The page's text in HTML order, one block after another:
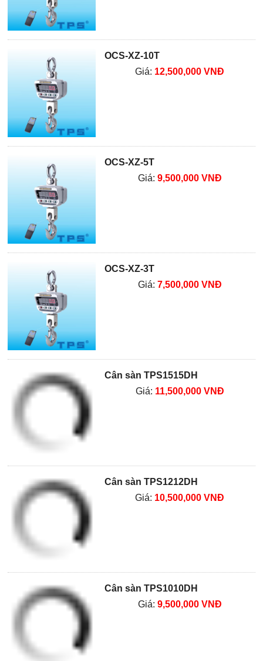
OCS-XZ-10T
Giá: 12,500,000 VNĐ
OCS-XZ-5T
Giá: 9,500,000 VNĐ
OCS-XZ-3T
Giá: 7,500,000 VNĐ
Cân sàn TPS1515DH
Giá: 11,500,000 VNĐ
Cân sàn TPS1212DH
Giá: 10,500,000 VNĐ
Cân sàn TPS1010DH
Giá: 9,500,000 VNĐ